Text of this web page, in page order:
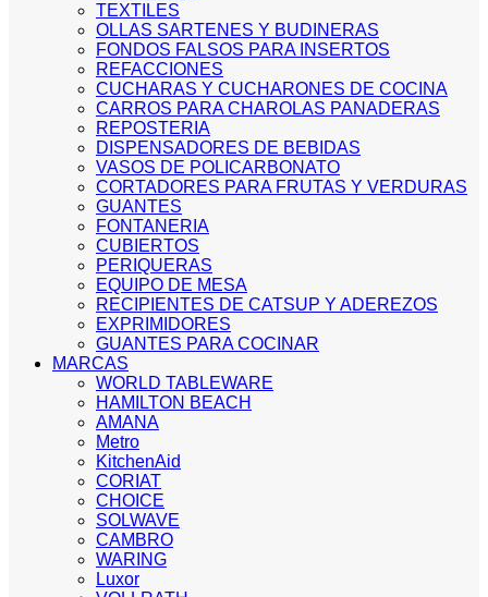
TEXTILES
OLLAS SARTENES Y BUDINERAS
FONDOS FALSOS PARA INSERTOS
REFACCIONES
CUCHARAS Y CUCHARONES DE COCINA
CARROS PARA CHAROLAS PANADERAS
REPOSTERIA
DISPENSADORES DE BEBIDAS
VASOS DE POLICARBONATO
CORTADORES PARA FRUTAS Y VERDURAS
GUANTES
FONTANERIA
CUBIERTOS
PERIQUERAS
EQUIPO DE MESA
RECIPIENTES DE CATSUP Y ADEREZOS
EXPRIMIDORES
GUANTES PARA COCINAR
MARCAS
WORLD TABLEWARE
HAMILTON BEACH
AMANA
Metro
KitchenAid
CORIAT
CHOICE
SOLWAVE
CAMBRO
WARING
Luxor